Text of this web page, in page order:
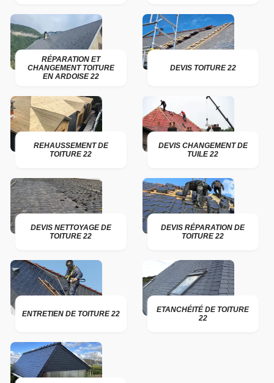
RÉPARATION ET
CHANGEMENT TOITURE
EN ARDOISE 22
DEVIS TOITURE 22
REHAUSSEMENT DE
TOITURE 22
DEVIS CHANGEMENT DE
TUILE 22
DEVIS NETTOYAGE DE
TOITURE 22
DEVIS RÉPARATION DE
TOITURE 22
ENTRETIEN DE TOITURE 22
ETANCHÉITÉ DE TOITURE
22